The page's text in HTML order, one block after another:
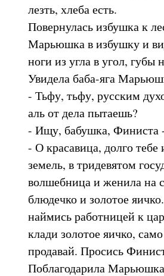
лезть, хлеба есть.
Повернулась избушка к
Марьюшка в избушку и
ноги из угла в угол, губы
Увидела баба-яга
- Тьфу, тьфу, русским
аль от дела пытаешь?
- Ищу, бабушка, Финиста -
- О красавица, долго тебе
земель, в тридевятом
волшебница и женила на
блюдечко и золотое
наймись работницей к
клади золотое яичко,
продавай. Просись
Поблагодарила